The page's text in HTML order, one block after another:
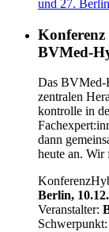
und 27.
Konferenz
BVMed-
Das BVMed-
zentralen
kontrolle in
dann
heute an. Wir
Konferenz
Berlin,
Veranstalter:
Schwerpunkt: